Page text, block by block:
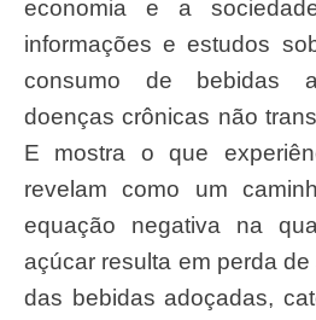
economia e a
informações e estudos
consumo de bebidas
doenças crônicas não
E mostra o que
revelam como um
equação negativa na
açúcar resulta em perda
das bebidas adoçadas,